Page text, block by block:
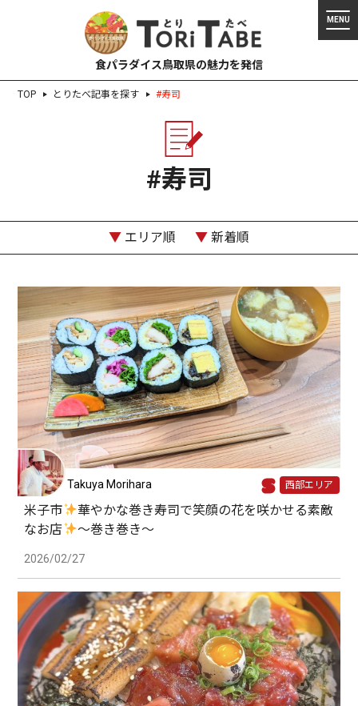
食パラダイス鳥取県の魅力を発信
TOP とりたべ記事を探す #寿司
#寿司
▼ エリア順 ▼ 新着順
Takuya Morihara 西部エリア
米子市
華やかな巻き寿司で笑顔の花を咲かせる素敵
なお店
〜巻き巻き〜
2026/02/27